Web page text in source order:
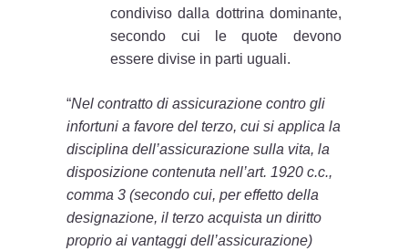
condiviso dalla dottrina dominante,
secondo cui le quote devono
essere divise in parti uguali.
“Nel contratto di assicurazione contro gli
infortuni a favore del terzo, cui si applica la
disciplina dell’assicurazione sulla vita, la
disposizione contenuta nell’art. 1920 c.c.,
comma 3 (secondo cui, per effetto della
designazione, il terzo acquista un diritto
proprio ai vantaggi dell’assicurazione)